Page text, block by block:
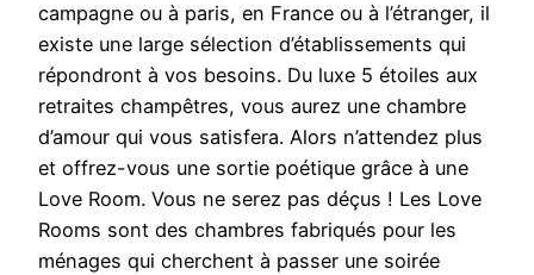
campagne ou à paris, en France ou à l’étranger, il
existe une large sélection d’établissements qui
répondront à vos besoins. Du luxe 5 étoiles aux
retraites champêtres, vous aurez une chambre
d’amour qui vous satisfera. Alors n’attendez plus
et offrez-vous une sortie poétique grâce à une
Love Room. Vous ne serez pas déçus ! Les Love
Rooms sont des chambres fabriqués pour les
ménages qui cherchent à passer une soirée